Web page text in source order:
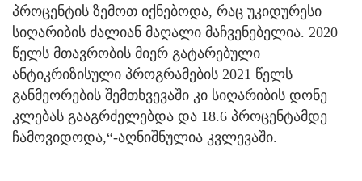
პროცენტის ზემოთ იქნებოდა, რაც უკიდურესი
სიღარიბის ძალიან მაღალი მაჩვენებელია. 2020
წელს მთავრობის მიერ გატარებული
ანტიკრიზისული პროგრამების 2021 წელს
განმეორების შემთხვევაში კი სიღარიბის დონე
კლებას გააგრძელებდა და 18.6 პროცენტამდე
ჩამოვიდოდა,“-აღნიშნულია კვლევაში.